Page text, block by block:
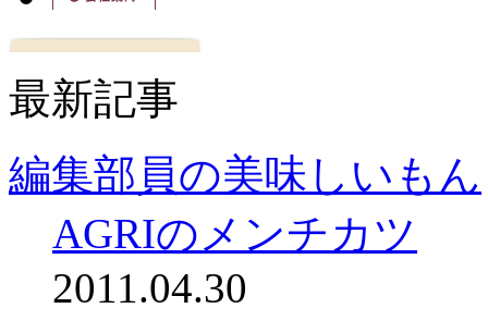
最新記事
編集部員の美味しいもん
AGRIのメンチカツ
2011.04.30